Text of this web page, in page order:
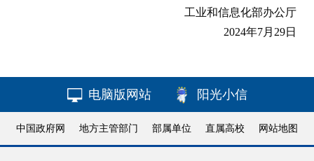
工业和信息化部办公厅
2024年7月29日
电脑版网站 阳光小信
中国政府网 地方主管部门 部属单位 直属高校 网站地图